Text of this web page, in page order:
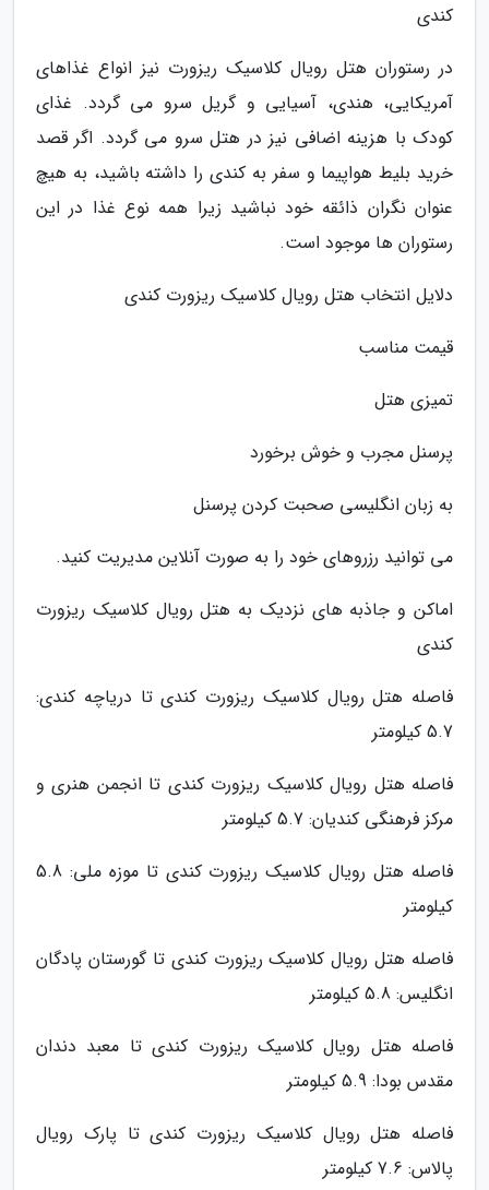
کندی
در رستوران هتل رویال کلاسیک ریزورت نیز انواع غذاهای
آمریکایی، هندی، آسیایی و گریل سرو می گردد. غذای
کودک با هزینه اضافی نیز در هتل سرو می گردد. اگر قصد
خرید بلیط هواپیما و سفر به کندی را داشته باشید، به هیچ
عنوان نگران ذائقه خود نباشید زیرا همه نوع غذا در این
رستوران ها موجود است.
دلایل انتخاب هتل رویال کلاسیک ریزورت کندی
قیمت مناسب
تمیزی هتل
پرسنل مجرب و خوش برخورد
به زبان انگلیسی صحبت کردن پرسنل
می توانید رزروهای خود را به صورت آنلاین مدیریت کنید.
اماکن و جاذبه های نزدیک به هتل رویال کلاسیک ریزورت
کندی
فاصله هتل رویال کلاسیک ریزورت کندی تا دریاچه کندی:
5.7 کیلومتر
فاصله هتل رویال کلاسیک ریزورت کندی تا انجمن هنری و
مرکز فرهنگی کندیان: 5.7 کیلومتر
فاصله هتل رویال کلاسیک ریزورت کندی تا موزه ملی: 5.8
کیلومتر
فاصله هتل رویال کلاسیک ریزورت کندی تا گورستان پادگان
انگلیس: 5.8 کیلومتر
فاصله هتل رویال کلاسیک ریزورت کندی تا معبد دندان
مقدس بودا: 5.9 کیلومتر
فاصله هتل رویال کلاسیک ریزورت کندی تا پارک رویال
پالاس: 7.6 کیلومتر